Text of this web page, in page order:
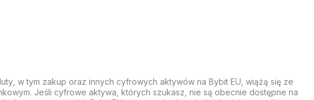
w tym zakup oraz innych cyfrowych aktywów na Bybit EU, wiążą się ze
Jeśli cyfrowe aktywa, których szukasz, nie są obecnie dostępne na